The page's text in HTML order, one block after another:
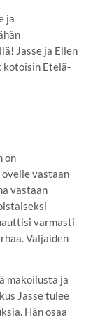
ja
Jasse ja Ellen
kotoisin Etelä-
on
vastaan
vastaan
varmasti
Valjaiden
makoilusta ja
Jasse tulee
Hän osaa